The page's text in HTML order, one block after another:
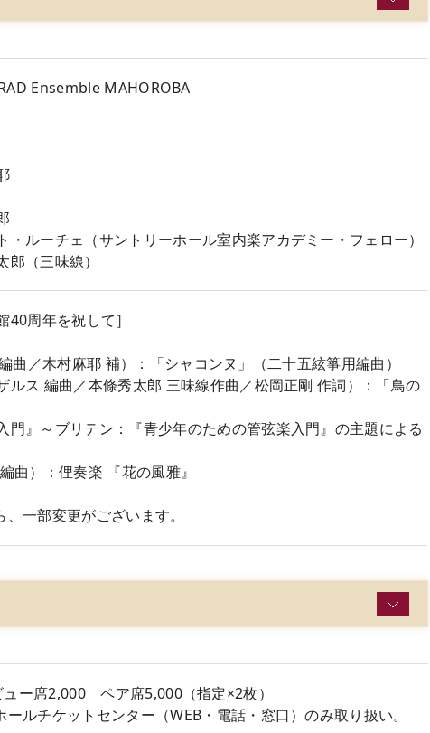
Ensemble MAHOROBA
・ルーチェ（サントリーホール室内楽アカデミー・フェロー）
郎（三味線）
40周年を祝して］
曲／木村麻耶 補）：「シャコンヌ」（二十五絃箏用編曲）
ルス 編曲／本條秀太郎 三味線作曲／松岡正剛 作詞）：「鳥の
門』～ブリテン：『青少年のための管弦楽入門』の主題による
曲）：俚奏楽 『花の風雅』
一部変更がございます。
ー席2,000 ペア席5,000（指定×2枚）
ルチケットセンター（WEB・電話・窓口）のみ取り扱い。